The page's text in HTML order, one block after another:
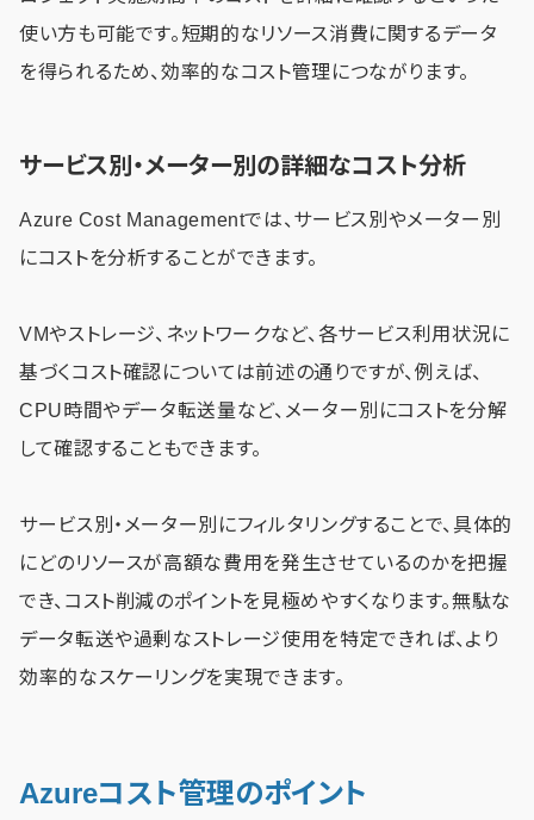
使い方も可能です。短期的なリソース消費に関するデータ
を得られるため、効率的なコスト管理につながります。
サービス別・メーター別の詳細なコスト分析
Azure Cost Managementでは、サービス別やメーター別
にコストを分析することができます。
VMやストレージ、ネットワークなど、各サービス利用状況に
基づくコスト確認については前述の通りですが、例えば、
CPU時間やデータ転送量など、メーター別にコストを分解
して確認することもできます。
サービス別・メーター別にフィルタリングすることで、具体的
にどのリソースが高額な費用を発生させているのかを把握
でき、コスト削減のポイントを見極めやすくなります。無駄な
データ転送や過剰なストレージ使用を特定できれば、より
効率的なスケーリングを実現できます。
Azureコスト管理のポイント